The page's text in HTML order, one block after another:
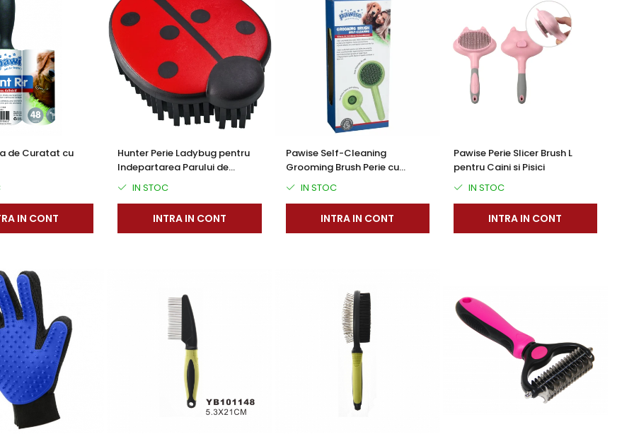
de Curatat cu
IN CONT
Hunter Perie Ladybug pentru
Indepartarea Parului de
IN STOC
INTRA IN CONT
Pawise Self-Cleaning
Grooming Brush Perie cu
Pisici
IN STOC
INTRA IN CONT
Pawise Perie Slicer Brush L
pentru Caini si Pisici
IN STOC
INTRA IN CONT